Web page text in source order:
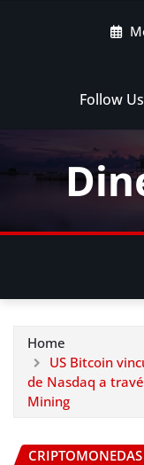
Follow Us
Home
US Bitcoin
de Nasdaq a
Mining
CRIPTOMONEDAS